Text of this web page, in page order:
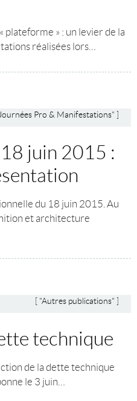
plateforme » : un levier de la
réalisées lors…
Pro & Manifestations"
juin 2015 :
du 18 juin 2015. Au
et architecture
"Autres publications"
technique
de la dette technique
le 3 juin…